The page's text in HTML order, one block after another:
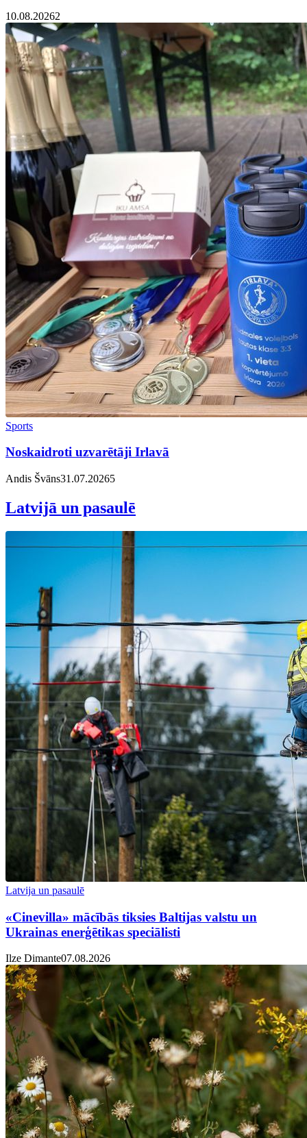
10.08.20262
Sports
Noskaidroti uzvarētāji Irlavā
Andis Švāns31.07.20265
Latvijā un pasaulē
Latvija un pasaulē
«Cinevilla» mācībās tiksies Baltijas valstu un
Ukrainas enerģētikas speciālisti
Ilze Dimante07.08.2026